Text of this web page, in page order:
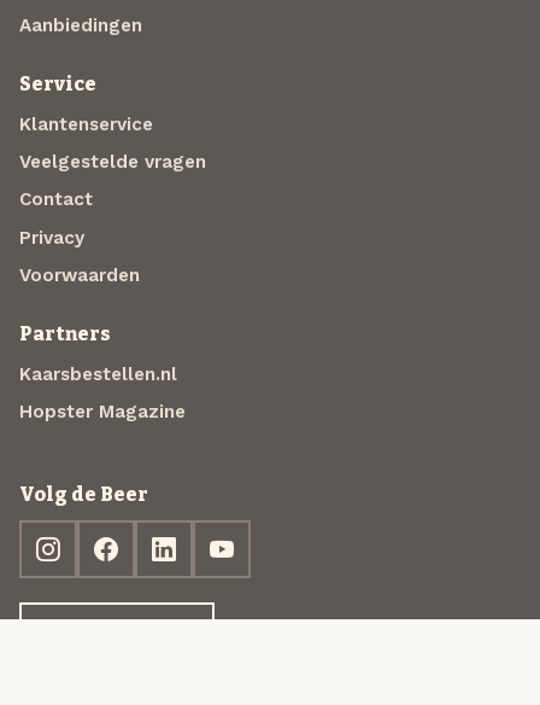
Aanbiedingen
Service
Klantenservice
Veelgestelde vragen
Contact
Privacy
Voorwaarden
Partners
Kaarsbestellen.nl
Hopster Magazine
Volg de Beer